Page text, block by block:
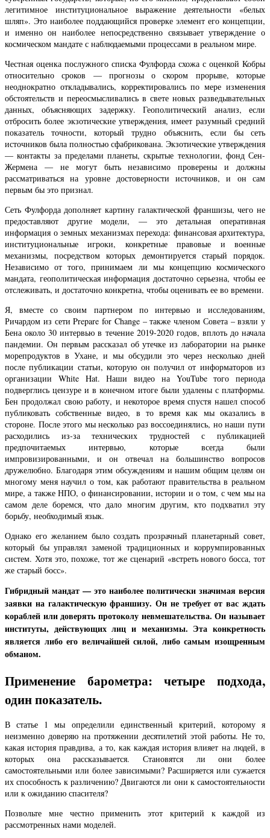
легитимное институциональное выражение деятельности «белых
шляп». Это наиболее поддающийся проверке элемент его концепции,
и именно он наиболее непосредственно связывает утверждение о
космическом мандате с наблюдаемыми процессами в реальном мире.
Честная оценка послужного списка Фулфорда схожа с оценкой Кобры
относительно сроков — прогнозы о скором прорыве, которые
неоднократно откладывались, корректировались по мере изменения
обстоятельств и переосмысливались в свете новых разведывательных
данных, объясняющих задержку. Геополитический анализ, если
отбросить более экзотические утверждения, имеет разумный средний
показатель точности, который трудно объяснить, если бы сеть
источников была полностью сфабрикована. Экзотические утверждения
— контакты за пределами планеты, скрытые технологии, фонд Сен-
Жермена — не могут быть независимо проверены и должны
рассматриваться на уровне достоверности источников, и он сам
первым бы это признал.
Сеть Фулфорда дополняет картину галактической франшизы, чего не
предоставляют другие модели, — это детальная оперативная
информация о земных механизмах перехода: финансовая архитектура,
институциональные игроки, конкретные правовые и военные
механизмы, посредством которых демонтируется старый порядок.
Независимо от того, принимаем ли мы концепцию космического
мандата, геополитическая информация достаточно серьезна, чтобы ее
отслеживать, и достаточно конкретна, чтобы оценивать ее во времени.
Я, вместе со своим партнером по интервью и исследованиям,
Ричардом из сети Prepare for Change – также членом Совета – взяли у
Бена около 30 интервью в течение 2019-2020 годов, вплоть до начала
пандемии. Он первым рассказал об утечке из лаборатории на рынке
морепродуктов в Ухане, и мы обсудили это через несколько дней
после публикации статьи, которую он получил от информаторов из
организации White Hat. Наши видео на YouTube того периода
подверглись цензуре и в конечном итоге были удалены с платформы.
Бен продолжал свою работу, и некоторое время спустя нашел способ
публиковать собственные видео, в то время как мы оказались в
стороне. После этого мы несколько раз воссоединялись, но наши пути
расходились из-за технических трудностей с публикацией
предпочитаемых интервью, которые всегда были
импровизированными, и он отвечал на большинство вопросов
дружелюбно. Благодаря этим обсуждениям и нашим общим целям он
многому меня научил о том, как работают правительства в реальном
мире, а также НПО, о финансировании, истории и о том, с чем мы на
самом деле боремся, что дало многим другим, кто подхватил эту
борьбу, необходимый язык.
Однако его желанием было создать прозрачный планетарный совет,
который бы управлял заменой традиционных и коррумпированных
систем. Хотя это, похоже, тот же сценарий «встреть нового босса, тот
же старый босс».
Гибридный мандат — это наиболее политически значимая версия
заявки на галактическую франшизу. Он не требует от вас ждать
кораблей или доверять протоколу невмешательства. Он называет
институты, действующих лиц и механизмы. Эта конкретность
является либо его величайшей силой, либо самым изощренным
обманом.
Применение барометра: четыре подхода,
один показатель.
В статье 1 мы определили единственный критерий, которому я
неизменно доверяю на протяжении десятилетий этой работы. Не то,
какая история правдива, а то, как каждая история влияет на людей, в
которых она рассказывается. Становятся ли они более
самостоятельными или более зависимыми? Расширяется или сужается
их способность к различению? Двигаются ли они к самостоятельности
или к ожиданию спасителя?
Позвольте мне честно применить этот критерий к каждой из
рассмотренных нами моделей.